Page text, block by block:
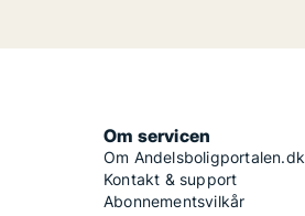
Om servicen
Om Andelsboligportalen.dk
Kontakt & support
Abonnementsvilkår